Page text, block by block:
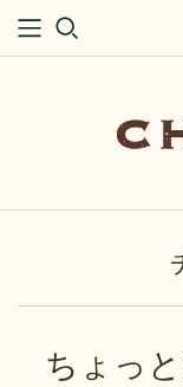
ちょっ